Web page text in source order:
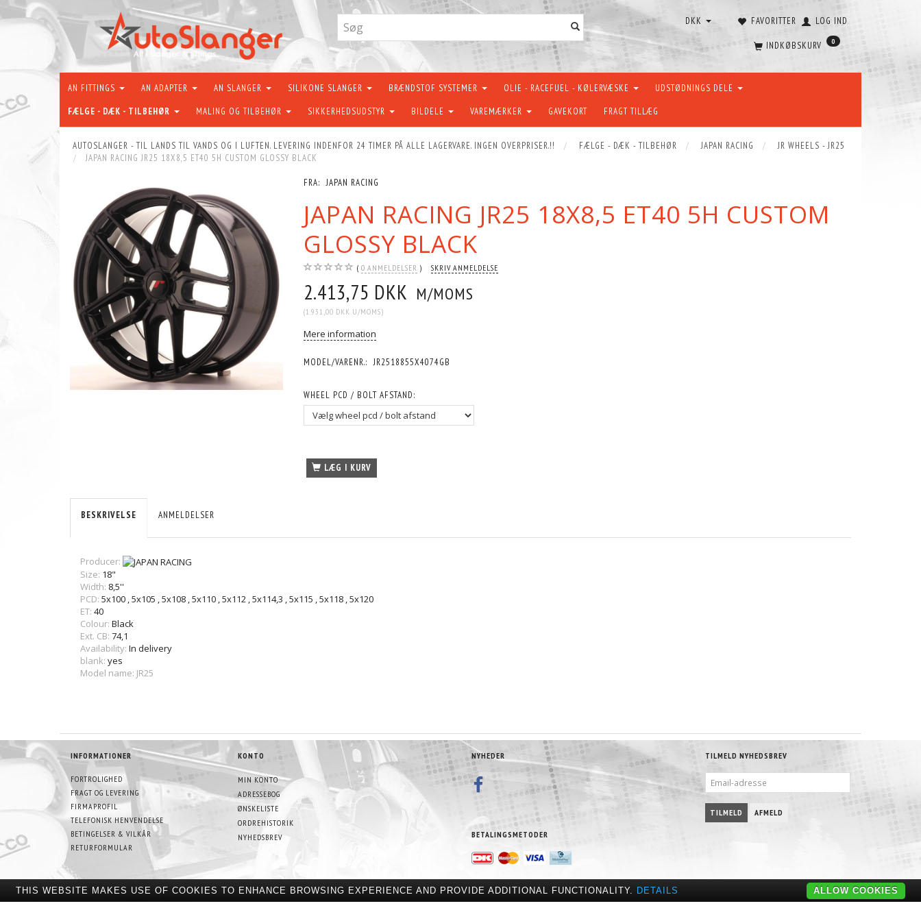
FAVORITTER LOG IND
DKK
INDKØBSKURV 0
AN FITTINGS AN ADAPTER AN SLANGER SILIKONE SLANGER BRÆNDSTOF SYSTEMER OLIE - RACEFUEL - KØLERVÆSKE UDSTØDNINGS DELE
FÆLGE - DÆK - TILBEHØR MALING OG TILBEHØR SIKKERHEDSUDSTYR BILDELE VAREMÆRKER GAVEKORT FRAGT TILLÆG
AUTOSLANGER - TIL LANDS TIL VANDS OG I LUFTEN. LEVERING INDENFOR 24 TIMER PÅ ALLE LAGERVARE. INGEN OVERPRISER.!! FÆLGE - DÆK - TILBEHØR JAPAN RACING
JR WHEELS - JR25
JAPAN RACING JR25 18X8,5 ET40 5H CUSTOM GLOSSY BLACK
FRA: JAPAN RACING
JAPAN RACING JR25 18X8,5 ET40 5H CUSTOM
GLOSSY BLACK
0 ANMELDELSER SKRIV ANMELDELSE
2.413,75 DKK M/MOMS
(1.931,00 DKK U/MOMS)
Mere information
MODEL/VARENR.: JR2518855X4074GB
WHEEL PCD / BOLT AFSTAND:
LÆG I KURV
BESKRIVELSE ANMELDELSER
Producer:
Size: 18"
Width: 8,5''
PCD: 5x100 ,5x105 ,5x108 ,5x110 ,5x112 ,5x114,3 ,5x115 ,5x118 ,5x120
ET: 40
Colour: Black
Ext. CB: 74,1
Availability: In delivery
blank: yes
Model name: JR25
INFORMATIONER
FORTROLIGHED
FRAGT OG LEVERING
FIRMAPROFIL
TELEFONISK HENVENDELSE
BETINGELSER & VILKÅR
RETURFORMULAR
KONTO
MIN KONTO
ADRESSEBOG
ØNSKELISTE
ORDREHISTORIK
NYHEDSBREV
NYHEDER
BETALINGSMETODER
TILMELD NYHEDSBREV
ADRESSE
TILMELD AFMELD
THIS WEBSITE MAKES USE OF COOKIES TO ENHANCE BROWSING EXPERIENCE AND PROVIDE ADDITIONAL FUNCTIONALITY. DETAILS ALLOW COOKIES